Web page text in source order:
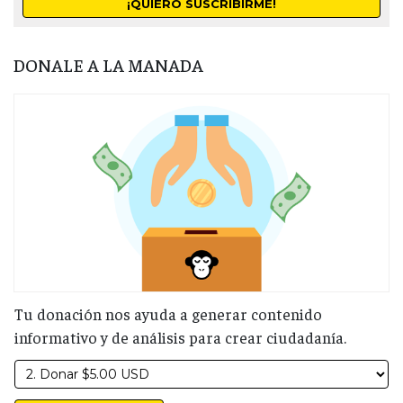
DONALE A LA MANADA
Tu donación nos ayuda a generar contenido
informativo y de análisis para crear ciudadanía.